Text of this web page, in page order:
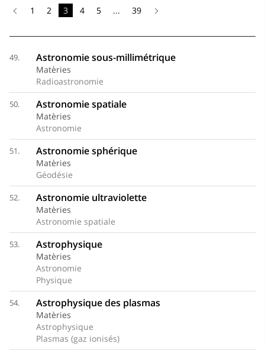
1 2 3 4 5 ... 39
49. Astronomie sous-millimétrique
Matèries
Radioastronomie
50. Astronomie spatiale
Matèries
Astronomie
51. Astronomie sphérique
Matèries
Géodésie
52. Astronomie ultraviolette
Matèries
Astronomie spatiale
53. Astrophysique
Matèries
Astronomie
Physique
54. Astrophysique des plasmas
Matèries
Astrophysique
Plasmas (gaz ionisés)